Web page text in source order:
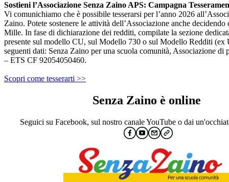
Sostieni l’Associazione Senza Zaino APS: Campagna
Vi comunichiamo che è possibile tesserarsi per l’anno 2026
Zaino. Potete sostenere le attività dell’Associazione anche
Mille. In fase di dichiarazione dei redditi, compilate la sezione
presente sul modello CU, sul Modello 730 o sul Modello Redditi (ex
seguenti dati: Senza Zaino per una scuola comunità, Associazione di
– ETS CF 92054050460.
Scopri come tesserarti >>
Senza Zaino è online
Seguici su Facebook, sul nostro canale YouTube o dai